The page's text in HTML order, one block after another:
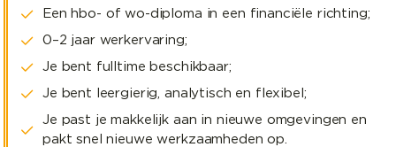
Een hbo- of wo-diploma in een financiële richting;
0–2 jaar werkervaring;
Je bent fulltime beschikbaar;
Je bent leergierig, analytisch en flexibel;
Je past je makkelijk aan in nieuwe omgevingen en
pakt snel nieuwe werkzaamheden op.